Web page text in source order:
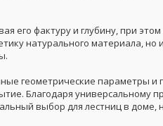
его фактуру и глубину, при
натурального материала,
геометрические параметры и
Благодаря универсальному
выбор для лестниц в доме,